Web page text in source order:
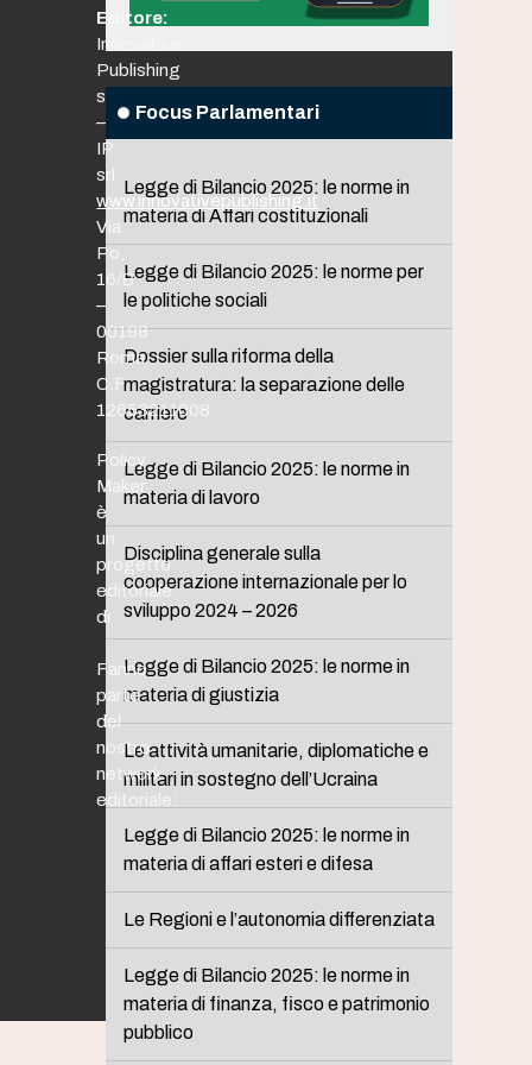
Focus Parlamentari
Legge di Bilancio 2025: le norme in
materia di Affari costituzionali
Legge di Bilancio 2025: le norme per
le politiche sociali
Dossier sulla riforma della
magistratura: la separazione delle
carriere
Legge di Bilancio 2025: le norme in
materia di lavoro
Disciplina generale sulla
cooperazione internazionale per lo
sviluppo 2024 – 2026
Legge di Bilancio 2025: le norme in
materia di giustizia
Le attività umanitarie, diplomatiche e
militari in sostegno dell’Ucraina
Legge di Bilancio 2025: le norme in
materia di affari esteri e difesa
Le Regioni e l’autonomia differenziata
Legge di Bilancio 2025: le norme in
materia di finanza, fisco e patrimonio
pubblico
Editore:
Innovative
Publishing
srl
–
IP
srl
www.innovativepublishing.it
Via
Po,
16/B
–
00198
Roma
C.F.
12653211008
Policy
Maker
è
un
progetto
editoriale
di
Fanno
parte
del
nostro
network
editoriale: